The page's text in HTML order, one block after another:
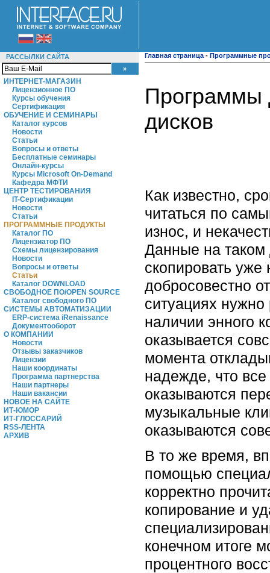
РАССЫЛКИ САЙТА
ИНТЕРНЕТ-МАГАЗИН
Лицензионное ПО
Курсы обучения
Сертификация
ОБУЧЕНИЕ И СЕМИНАРЫ
Каталог курсов
Новости
Статьи
Вопросы и ответы
Бесплатные семинары
Онлайн-курсы
Курсы Microsoft On-Demand
Кафедра МФТИ
ЦЕНТР ТЕСТИРОВАНИЯ
IT-Сертификации
Новости
Статьи
ПРОГРАММНЫЕ ПРОДУКТЫ
Каталог ПО
Лицензиатор ПО
Схемы лицензирования
Новости
Вопросы и ответы
Статьи
Каталог DOWNLOAD
СВОБОДНОЕ ПО/OPEN SOURCE
Каталог свободного ПО
СИСТЕМЫ АВТОМАТИЗАЦИИ
ERP-система iRenaissance
Документооборот
О КОМПАНИИ
Новости
Отзывы заказчиков
Лицензии
Наши координаты
Программа партнерства
Наши партнеры
Наши вакансии
НОВОЕ НА САЙТЕ
ИТ-ЮМОР
ИТ-ГЛОССАРИЙ
RSS-ЛЕНТА
АРХИВ
Главная страница - Программные
Программы
дисков
Как известно,
читаться по
износ, и
Данные на таком
скопировать
добросовестно
ситуациях
наличии энного
оказывается
момента
надежде, что
оказываются
музыкальные
оказываются
В то же время,
помощью
корректно
копирование и
конечном итоге
процентного